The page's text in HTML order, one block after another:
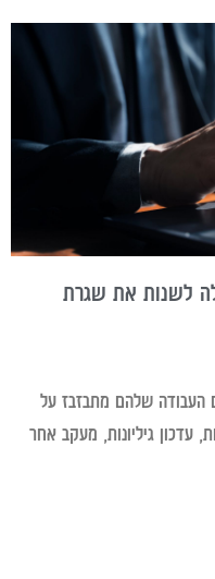
לשנות את שגרת
העבודה שלהם מתבזבז על
עדכון גיליונות, מעקב אחר